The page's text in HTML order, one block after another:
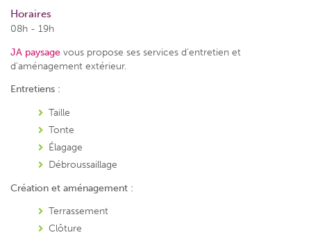
Horaires
08h - 19h
JA paysage vous propose ses services d’entretien et
d’aménagement extérieur.
Entretiens :
Taille
Tonte
Élagage
Débroussaillage
Création et aménagement :
Terrassement
Clôture